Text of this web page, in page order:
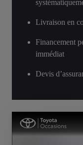
Livraison en
Financement
immédiat
Devis